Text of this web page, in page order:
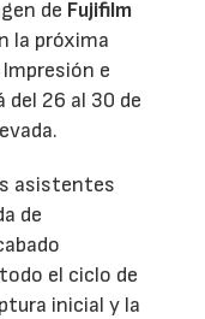
de Fujifilm
la próxima
e
del 26 al 30 de
asistentes
de
el ciclo de
inicial y la